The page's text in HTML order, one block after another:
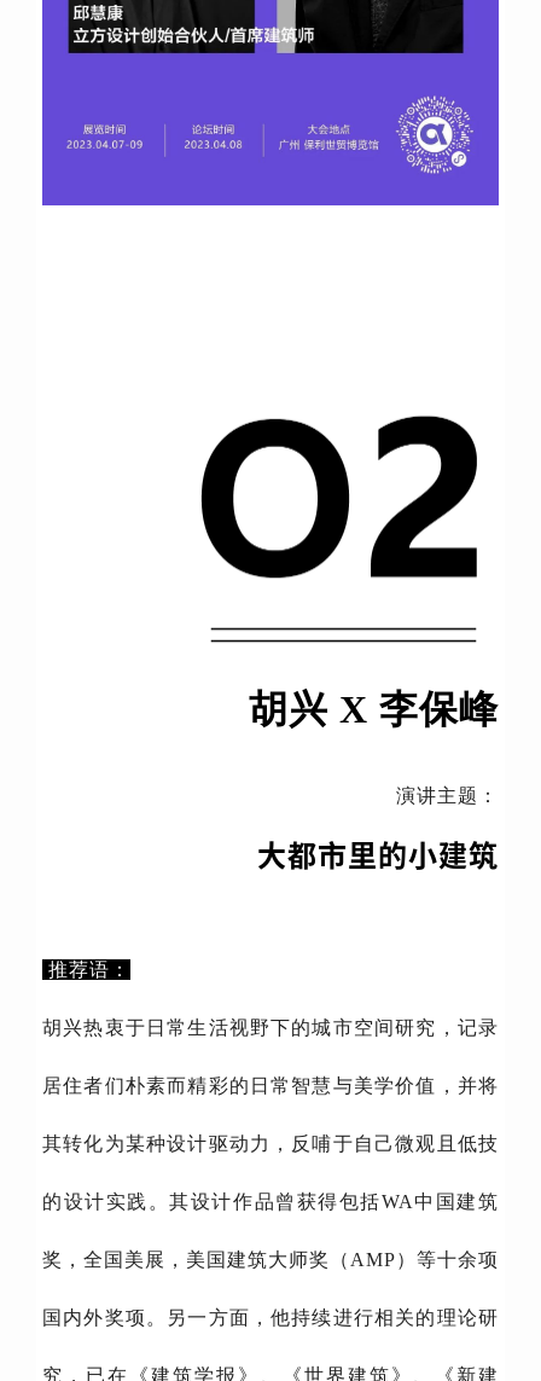
胡兴 X 李保峰
演讲主题：
大都市里的小建筑
推荐语：
胡兴热衷于日常生活视野下的城市空间研究，记录
居住者们朴素而精彩的日常智慧与美学价值，并将
其转化为某种设计驱动力，反哺于自己微观且低技
的设计实践。其设计作品曾获得包括WA中国建筑
奖，全国美展，美国建筑大师奖（AMP）等十余项
国内外奖项。另一方面，他持续进行相关的理论研
究，已在《建筑学报》、《世界建筑》、《新建